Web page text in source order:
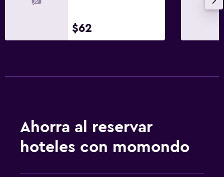
$62
Ahorra al reservar
hoteles con momondo